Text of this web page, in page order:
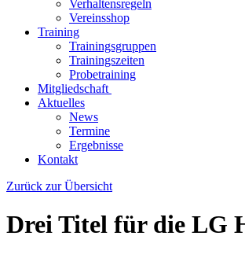
Verhaltensregeln
Vereinsshop
Training
Trainingsgruppen
Trainingszeiten
Probetraining
Mitgliedschaft
Aktuelles
News
Termine
Ergebnisse
Kontakt
Zurück zur Übersicht
Drei Titel für die LG